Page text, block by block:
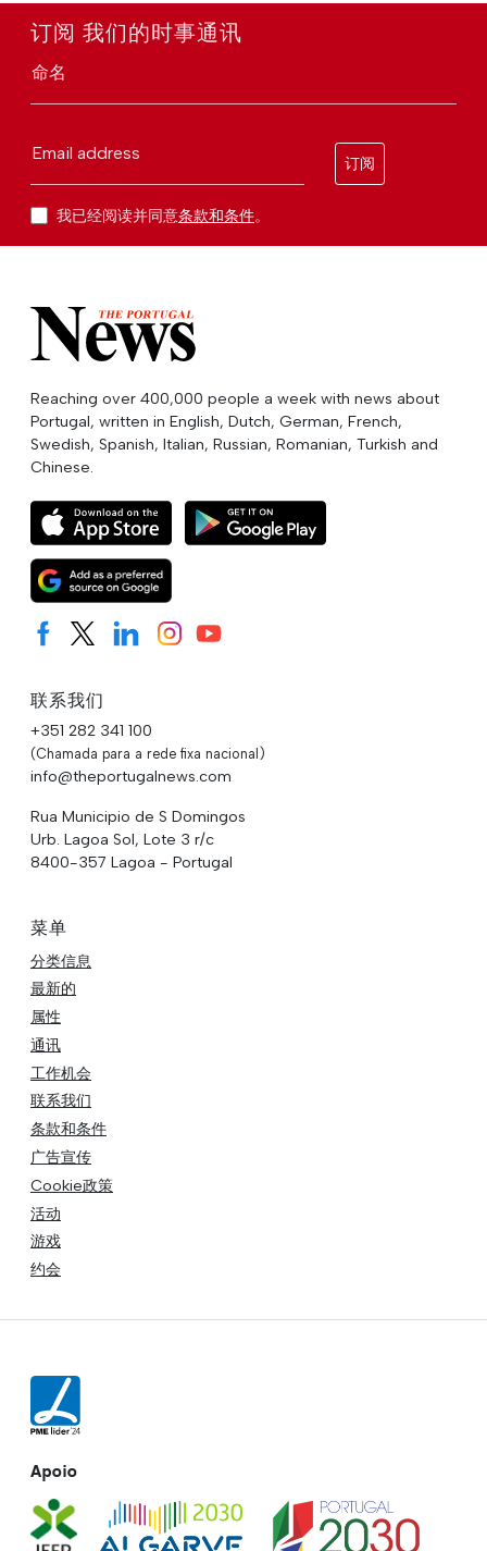
订阅 我们的时事通讯
命名
Email address
订阅
我已经阅读并同意条款和条件。
Reaching over 400,000 people a week with news about
Portugal, written in English, Dutch, German, French,
Swedish, Spanish, Italian, Russian, Romanian, Turkish and
Chinese.
联系我们
+351 282 341 100
(Chamada para a rede fixa nacional)
info@theportugalnews.com
Rua Municipio de S Domingos
Urb. Lagoa Sol, Lote 3 r/c
8400-357 Lagoa - Portugal
菜单
分类信息
最新的
属性
通讯
工作机会
联系我们
条款和条件
广告宣传
Cookie政策
活动
游戏
约会
Apoio